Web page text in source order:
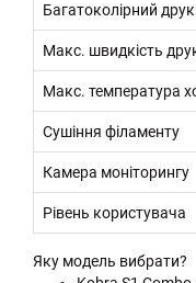
Багатоколірний друк
Макс. швидкість
Макс. температура
Сушіння філаменту
Камера моніторингу
Рівень користувача
Яку модель вибрати?